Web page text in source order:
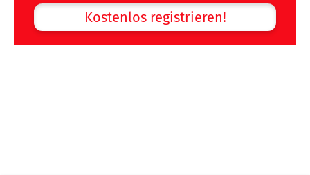
Kostenlos registrieren!